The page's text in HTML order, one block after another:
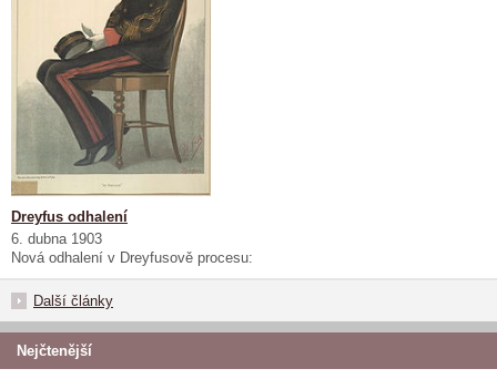
Dreyfus odhalení
6. dubna 1903
Nová odhalení v Dreyfusově procesu:
Další články
Nejčtenější